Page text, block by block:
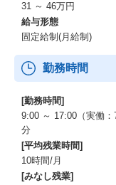
31 ～ 46万円
給与形態
固定給制(月給制)
勤務時間
[勤務時間]
9:00 ～ 17:00（実働
分
[平均残業時間]
10時間/月
[みなし残業]